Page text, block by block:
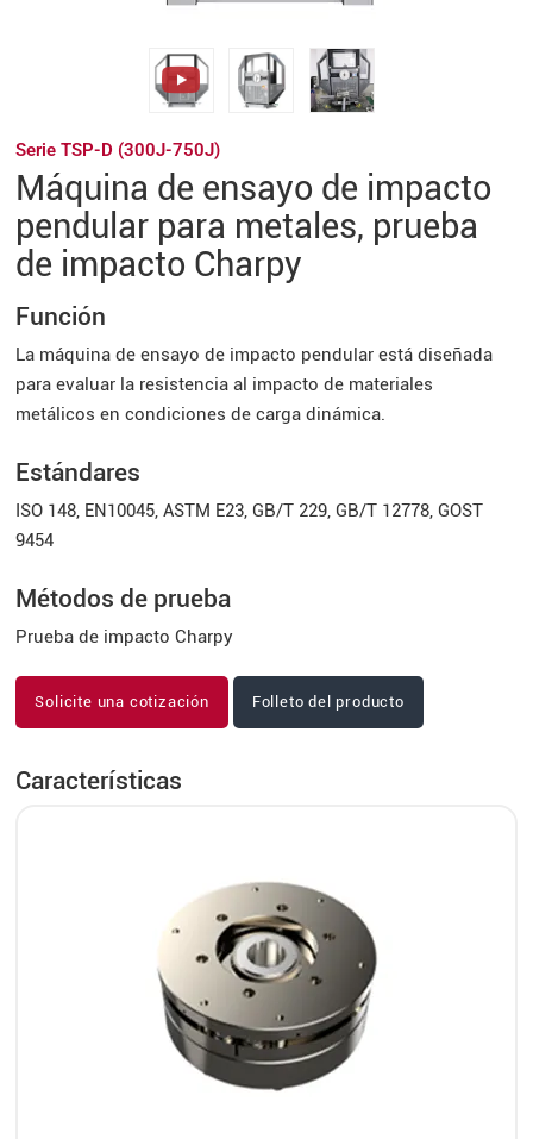
Serie TSP-D (300J-750J)
Máquina de ensayo de impacto
pendular para metales, prueba
de impacto Charpy
Función
La máquina de ensayo de impacto pendular está diseñada
para evaluar la resistencia al impacto de materiales
metálicos en condiciones de carga dinámica.
Estándares
ISO 148, EN10045, ASTM E23, GB/T 229, GB/T 12778, GOST
9454
Métodos de prueba
Prueba de impacto Charpy
Solicite una cotización Folleto del producto
Características